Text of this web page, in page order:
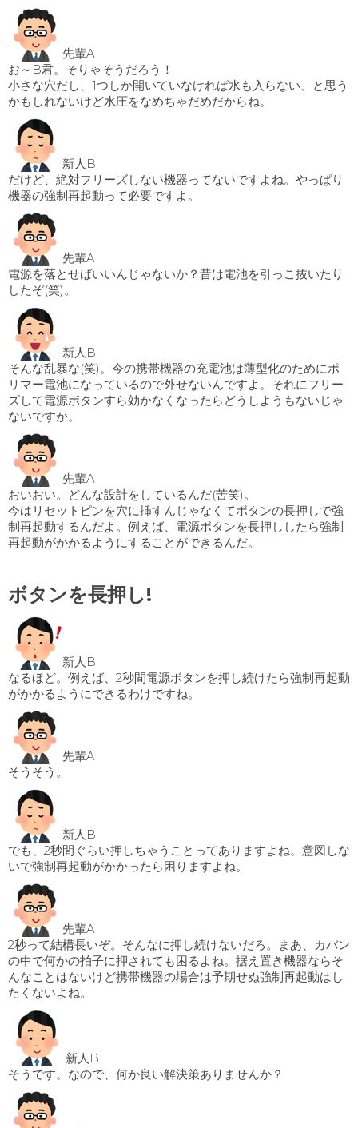
先輩A
お～B君。そりゃそうだろう！
小さな穴だし、1つしか開いていなければ水も入らない、と思う
かもしれないけど水圧をなめちゃだめだからね。
新人B
だけど、絶対フリーズしない機器ってないですよね。やっぱり
機器の強制再起動って必要ですよ。
先輩A
電源を落とせばいいんじゃないか？昔は電池を引っこ抜いたり
したぞ(笑)。
新人B
そんな乱暴な(笑)。今の携帯機器の充電池は薄型化のためにポ
リマー電池になっているので外せないんですよ。それにフリー
ズして電源ボタンすら効かなくなったらどうしようもないじゃ
ないですか。
先輩A
おいおい。どんな設計をしているんだ(苦笑)。
今はリセットピンを穴に挿すんじゃなくてボタンの長押しで強
制再起動するんだよ。例えば、電源ボタンを長押ししたら強制
再起動がかかるようにすることができるんだ。
ボタンを長押し!
新人B
なるほど。例えば、2秒間電源ボタンを押し続けたら強制再起動
がかかるようにできるわけですね。
先輩A
そうそう。
新人B
でも、2秒間ぐらい押しちゃうことってありますよね。意図しな
いで強制再起動がかかったら困りますよね。
先輩A
2秒って結構長いぞ。そんなに押し続けないだろ。まあ、カバン
の中で何かの拍子に押されても困るよね。据え置き機器ならそ
んなことはないけど携帯機器の場合は予期せぬ強制再起動はし
たくないよね。
新人B
そうです。なので、何か良い解決策ありませんか？